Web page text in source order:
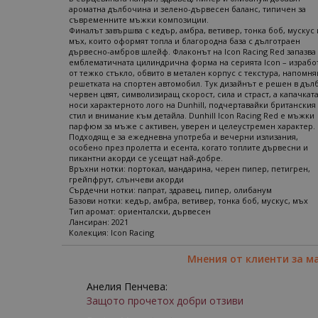
ароматна дълбочина и зелено-дървесен баланс, типичен за
съвременните мъжки композиции.
Финалът завършва с кедър, амбра, ветивер, тонка боб, мускус
мъх, които оформят топла и благородна база с дълготраен
дървесно-амбров шлейф. Флаконът на Icon Racing Red запазва
емблематичната цилиндрична форма на серията Icon –
от тежко стъкло, обвито в метален корпус с текстура,
решетката на спортен автомобил. Тук дизайнът е решен в
червен цвят, символизиращ скорост, сила и страст, а капачката
носи характерното лого на Dunhill, подчертавайки британския
стил и внимание към детайла. Dunhill Icon Racing Red е мъжки
парфюм за мъже с активен, уверен и целеустремен характер.
Подходящ е за ежедневна употреба и вечерни излизания,
особено през пролетта и есента, когато топлите дървесни и
пикантни акорди се усещат най-добре.
Връхни нотки: портокал, мандарина, черен пипер, петигрен,
грейпфрут, слънчеви акорди
Сърдечни нотки: папрат, здравец, пипер, олибанум
Базови нотки: кедър, амбра, ветивер, тонка боб, мускус, мъх
Тип аромат: ориенталски, дървесен
Лансиран: 2021
Колекция: Icon Racing
Мнения от клиенти за
Анелия Пенчева:
Защото прочетох добри отзиви